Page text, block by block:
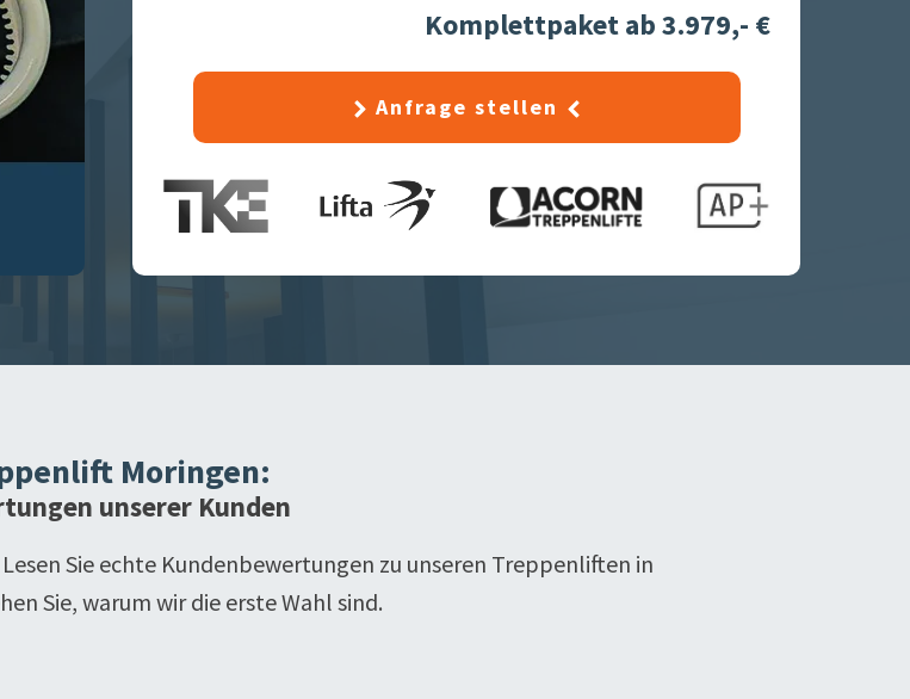
Komplettpaket ab 3.979,- €
Anfrage stellen
Moringen:
unserer Kunden
Sie echte Kundenbewertungen zu unseren Treppenliften in
Sie, warum wir die erste Wahl sind.